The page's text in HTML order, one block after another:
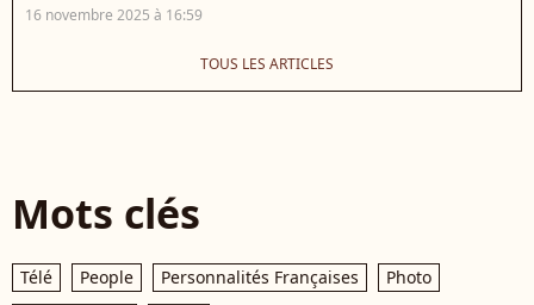
16 novembre 2025 à 16:59
TOUS LES ARTICLES
Mots clés
Télé People Personnalités Françaises
Photo